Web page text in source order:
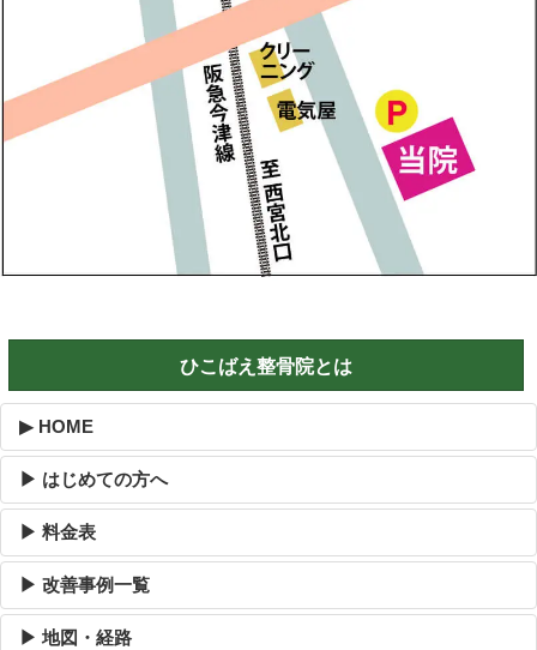
ひこばえ整骨院とは
▶ HOME
▶ はじめての方へ
▶ 料金表
▶ 改善事例一覧
▶ 地図・経路